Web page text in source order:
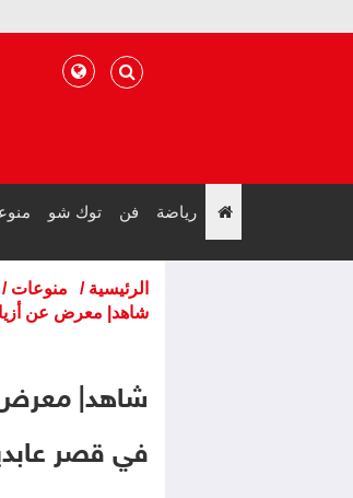
رياضة فن توك شو
الرئيسية / منوعات /
شاهد| معرض عن
شاهد| معرض
في قصر